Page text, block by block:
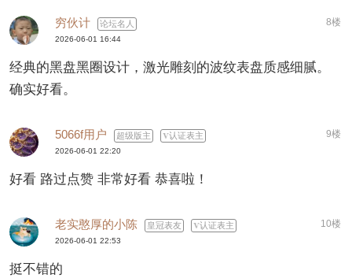
穷伙计 论坛名人 8楼
2026-06-01 16:44
经典的黑盘黑圈设计，激光雕刻的波纹表盘质感细腻。
确实好看。
5066f用户 超级版主 认证表主 9楼
2026-06-01 22:20
好看 路过点赞 非常好看 恭喜啦！
老实憨厚的小陈 皇冠表友 认证表主 10楼
2026-06-01 22:53
挺不错的